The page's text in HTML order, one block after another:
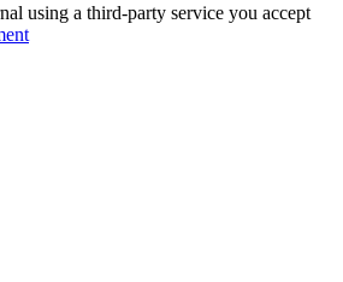
using a third-party service you accept